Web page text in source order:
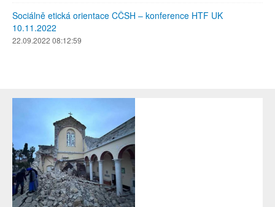
Sociálně etická orientace CČSH – konference HTF UK
10.11.2022
22.09.2022 08:12:59